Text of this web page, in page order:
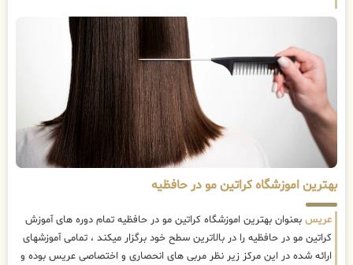
بهترین اموزشگاه کراتین مو در حافظیه
عریس بعنوان بهترین اموزشگاه کراتین مو در حافظیه تمام دوره های آموزش
کراتین مو در حافظیه را در بالاترین سطح خود برگزار میکند ، تمامی آموزشهای
ارائه شده در این مرکز زیر نظر مربی های انحصاری و اختصاصی عریس بوده و